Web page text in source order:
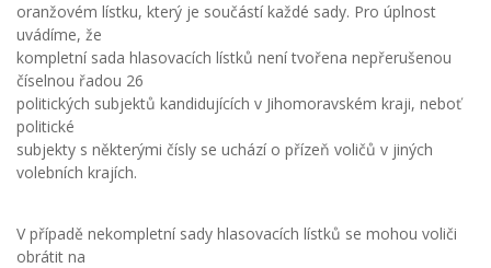
oranžovém lístku, který je součástí každé sady. Pro úplnost
uvádíme, že
kompletní sada hlasovacích lístků není tvořena nepřerušenou
číselnou řadou 26
politických subjektů kandidujících v Jihomoravském kraji, neboť
politické
subjekty s některými čísly se uchází o přízeň voličů v jiných
volebních krajích.
V případě nekompletní sady hlasovacích lístků se mohou voliči
obrátit na